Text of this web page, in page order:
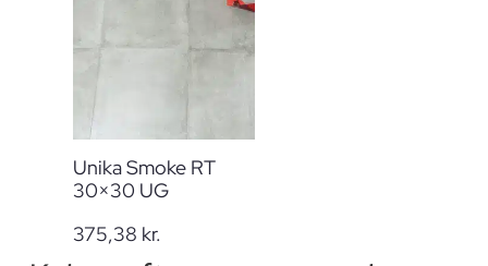
Unika Smoke RT
30×30 UG
375,38 kr.